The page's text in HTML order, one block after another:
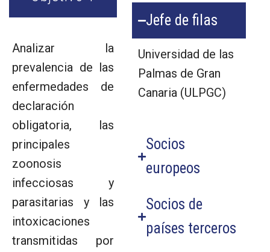
Analizar la
prevalencia de las
enfermedades de
declaración
obligatoria, las
principales
zoonosis
infecciosas y
parasitarias y las
intoxicaciones
transmitidas por
Jefe de filas
Universidad de las
Palmas de Gran
Canaria (ULPGC)
Socios
europeos
Socios de
países terceros